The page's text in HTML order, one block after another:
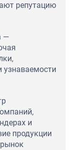
репутацию
—
узнаваемости
и
продукции